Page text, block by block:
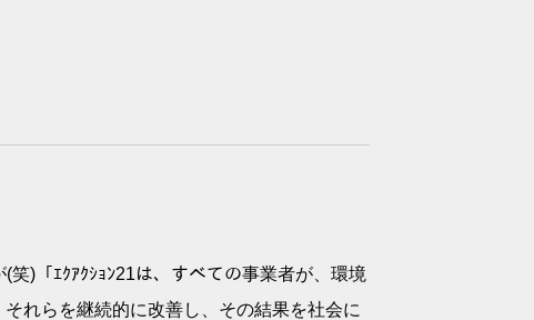
)「ｴｸｱｸｼｮﾝ21は、すべての事業者が、環境
れらを継続的に改善し、その結果を社会に